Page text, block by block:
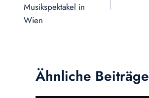
Musikspektakel in
Wien
Ähnliche Beiträge